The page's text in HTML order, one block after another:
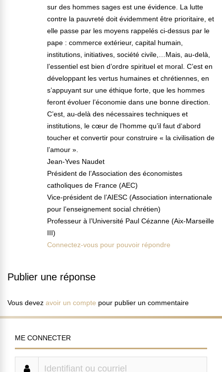
sur des hommes sages est une évidence. La lutte
contre la pauvreté doit évidemment être prioritaire, et
elle passe par les moyens rappelés ci-dessus par le
pape : commerce extérieur, capital humain,
institutions, initiatives, société civile,…Mais, au-delà,
l’essentiel est bien d’ordre spirituel et moral. C’est en
développant les vertus humaines et chrétiennes, en
s’appuyant sur une éthique forte, que les hommes
feront évoluer l’économie dans une bonne direction.
C’est, au-delà des nécessaires techniques et
institutions, le cœur de l’homme qu’il faut d‘abord
toucher et convertir pour construire « la civilisation de
l’amour ».
Jean-Yves Naudet
Président de l’Association des économistes
catholiques de France (AEC)
Vice-président de l’AIESC (Association internationale
pour l’enseignement social chrétien)
Professeur à l’Université Paul Cézanne (Aix-Marseille
III)
Connectez-vous pour pouvoir répondre
Publier une réponse
Vous devez avoir un compte pour publier un commentaire
ME CONNECTER